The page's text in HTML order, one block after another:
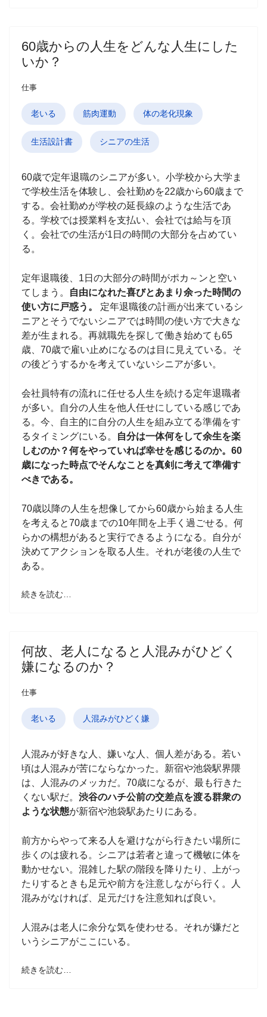
60歳からの人生をどんな人生にした
いか？
仕事
老いる 筋肉運動 体の老化現象
生活設計書 シニアの生活
60歳で定年退職のシニアが多い。小学校から大学ま
で学校生活を体験し、会社勤めを22歳から60歳まで
する。会社勤めが学校の延長線のような生活であ
る。学校では授業料を支払い、会社では給与を頂
く。会社での生活が1日の時間の大部分を占めてい
る。
定年退職後、1日の大部分の時間がポカ～ンと空い
てしまう。
自由になれた喜びとあまり余った時間の
使い方に戸惑う。
定年退職後の計画が出来ているシ
ニアとそうでないシニアでは時間の使い方で大きな
差が生まれる。再就職先を探して働き始めても65
歳、70歳で雇い止めになるのは目に見えている。そ
の後どうするかを考えていないシニアが多い。
会社員特有の流れに任せる人生を続ける定年退職者
が多い。自分の人生を他人任せにしている感じであ
る。今、自主的に自分の人生を組み立てる準備をす
るタイミングにいる。
自分は一体何をして余生を楽
しむのか？何をやっていれば幸せを感じるのか。60
歳になった時点でそんなことを真剣に考えて準備す
べきである。
70歳以降の人生を想像してから60歳から始まる人生
を考えると70歳までの10年間を上手く過ごせる。何
らかの構想があると実行できるようになる。自分が
決めてアクションを取る人生。それが老後の人生で
ある。
続きを読む…
何故、老人になると人混みがひどく
嫌になるのか？
仕事
老いる 人混みがひどく嫌
人混みが好きな人、嫌いな人、個人差がある。若い
頃は人混みが苦にならなかった。新宿や池袋駅界隈
は、人混みのメッカだ。70歳になるが、最も行きた
くない駅だ。 渋谷のハチ公前の交差点を渡る群衆の
ような状態が新宿や池袋駅あたりにある。
前方からやって来る人を避けながら行きたい場所に
歩くのは疲れる。シニアは若者と違って機敏に体を
動かせない。混雑した駅の階段を降りたり、上がっ
たりするときも足元や前方を注意しながら行く。人
混みがなければ、足元だけを注意知れば良い。
人混みは老人に余分な気を使わせる。それが嫌だと
いうシニアがここにいる。
続きを読む…